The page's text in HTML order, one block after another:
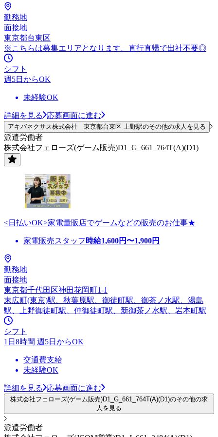
勤務地
面接地
東京都台東区
※こちらは募集エリアとなります。直行直帰で出社不要◎
シフト
週5日からOK
未経験OK
詳細を見る 応募画面に進む
アキバネクサス株式会社 東京都台東区 上野駅のその他の求人を見る
派遣労働者
株式会社フェローズ(ゲーム販売)D1_G_661_764T(A)(D1)
<日払いOK>家電量販店でゲームなどの販売のお仕事★
家電販売スタッフ 時給1,600円〜1,900円
勤務地
面接地
東京都千代田区神田花岡町1-1
末広町(東京)駅、秋葉原駅、御徒町駅、御茶ノ水駅、湯島
駅、上野御徒町駅、仲御徒町駅、新御茶ノ水駅、岩本町駅
シフト
1日8時間 週5日からOK
交通費支給
未経験OK
詳細を見る 応募画面に進む
株式会社フェローズ(ゲーム販売)D1_G_661_764T(A)(D1)のその他の求
人を見る
派遣労働者